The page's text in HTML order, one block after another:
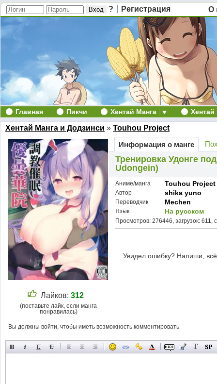
? Регистрация О
Главная Пикчи Хентай Манга
Хентай Манга и Додзинси » Touhou Project
Лайков: 312
(поставьте лайк, если манга
понравилась)
Информация о манге
Тренировка Удонге
Udongein)
Аниме/манга Touhou Project
Автор shika yuno
Переводчик Mechen
Язык На русском
Просмотров: 276446, загрузок: 611,
Увидел ошибку? Напиши,
Вы должны войти, чтобы иметь возможность комментировать